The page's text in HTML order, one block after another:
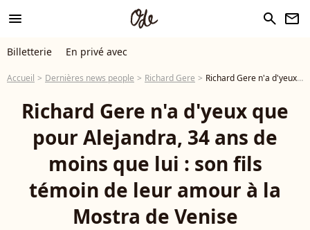
menu search newsletter
Billetterie En privé avec
Accueil Dernières news people Richard Gere Richard Gere n'a d'yeux que pour Alejandra, 34 ans de moins que lui : son fils témoin de leur amour à la Mostra de Venise
Richard Gere n'a d'yeux que
pour Alejandra, 34 ans de
moins que lui : son fils
témoin de leur amour à la
Mostra de Venise